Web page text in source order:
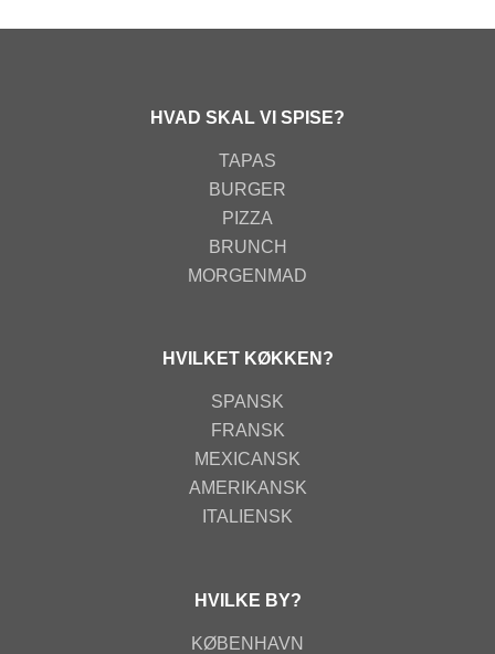
HVAD SKAL VI SPISE?
TAPAS
BURGER
PIZZA
BRUNCH
MORGENMAD
HVILKET KØKKEN?
SPANSK
FRANSK
MEXICANSK
AMERIKANSK
ITALIENSK
HVILKE BY?
KØBENHAVN